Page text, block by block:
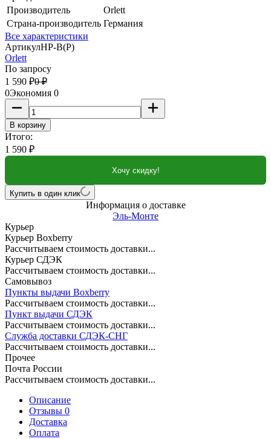
Производитель
Orlett
Страна-производитель Германия
Все характеристики
АртикулHP-B(P)
Orlett
По запросу
1 590 ₽0 ₽
0Экономия 0
В корзину
Итого:
1 590 ₽
Хочу скидку!
Купить в один клик
Информация о доставке
Эль-Монте
Курьер
Курьер Boxberry
Рассчитываем стоимость доставки...
Курьер СДЭК
Рассчитываем стоимость доставки...
Самовывоз
Пункты выдачи Boxberry
Рассчитываем стоимость доставки...
Пункт выдачи СДЭК
Рассчитываем стоимость доставки...
Служба доставки СДЭК-СНГ
Рассчитываем стоимость доставки...
Прочее
Почта России
Рассчитываем стоимость доставки...
Описание
Отзывы 0
Доставка
Оплата